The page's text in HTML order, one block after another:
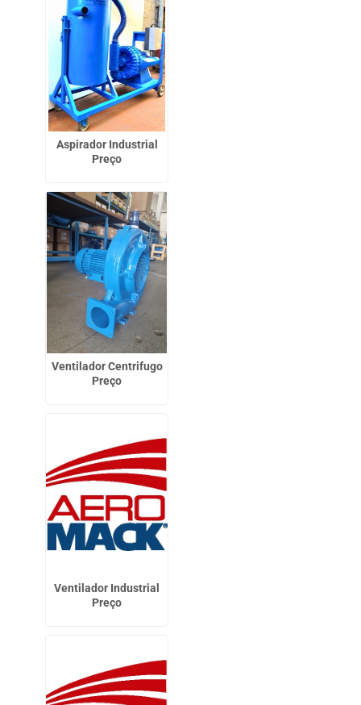
Aspirador Industrial
Preço
Ventilador Centrifugo
Preço
Ventilador Industrial
Preço